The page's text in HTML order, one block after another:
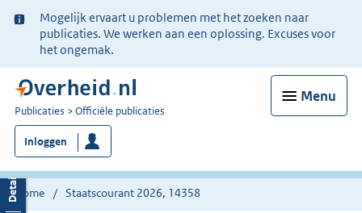
Ter
informatie:
Mogelijk ervaart u problemen met het zoeken naar
publicaties. We werken aan een oplossing. Excuses voor
het ongemak.
Menu
U
bent
nu
hier:
Publicaties Officiële publicaties
Inloggen
Home Staatscourant 2026, 14358